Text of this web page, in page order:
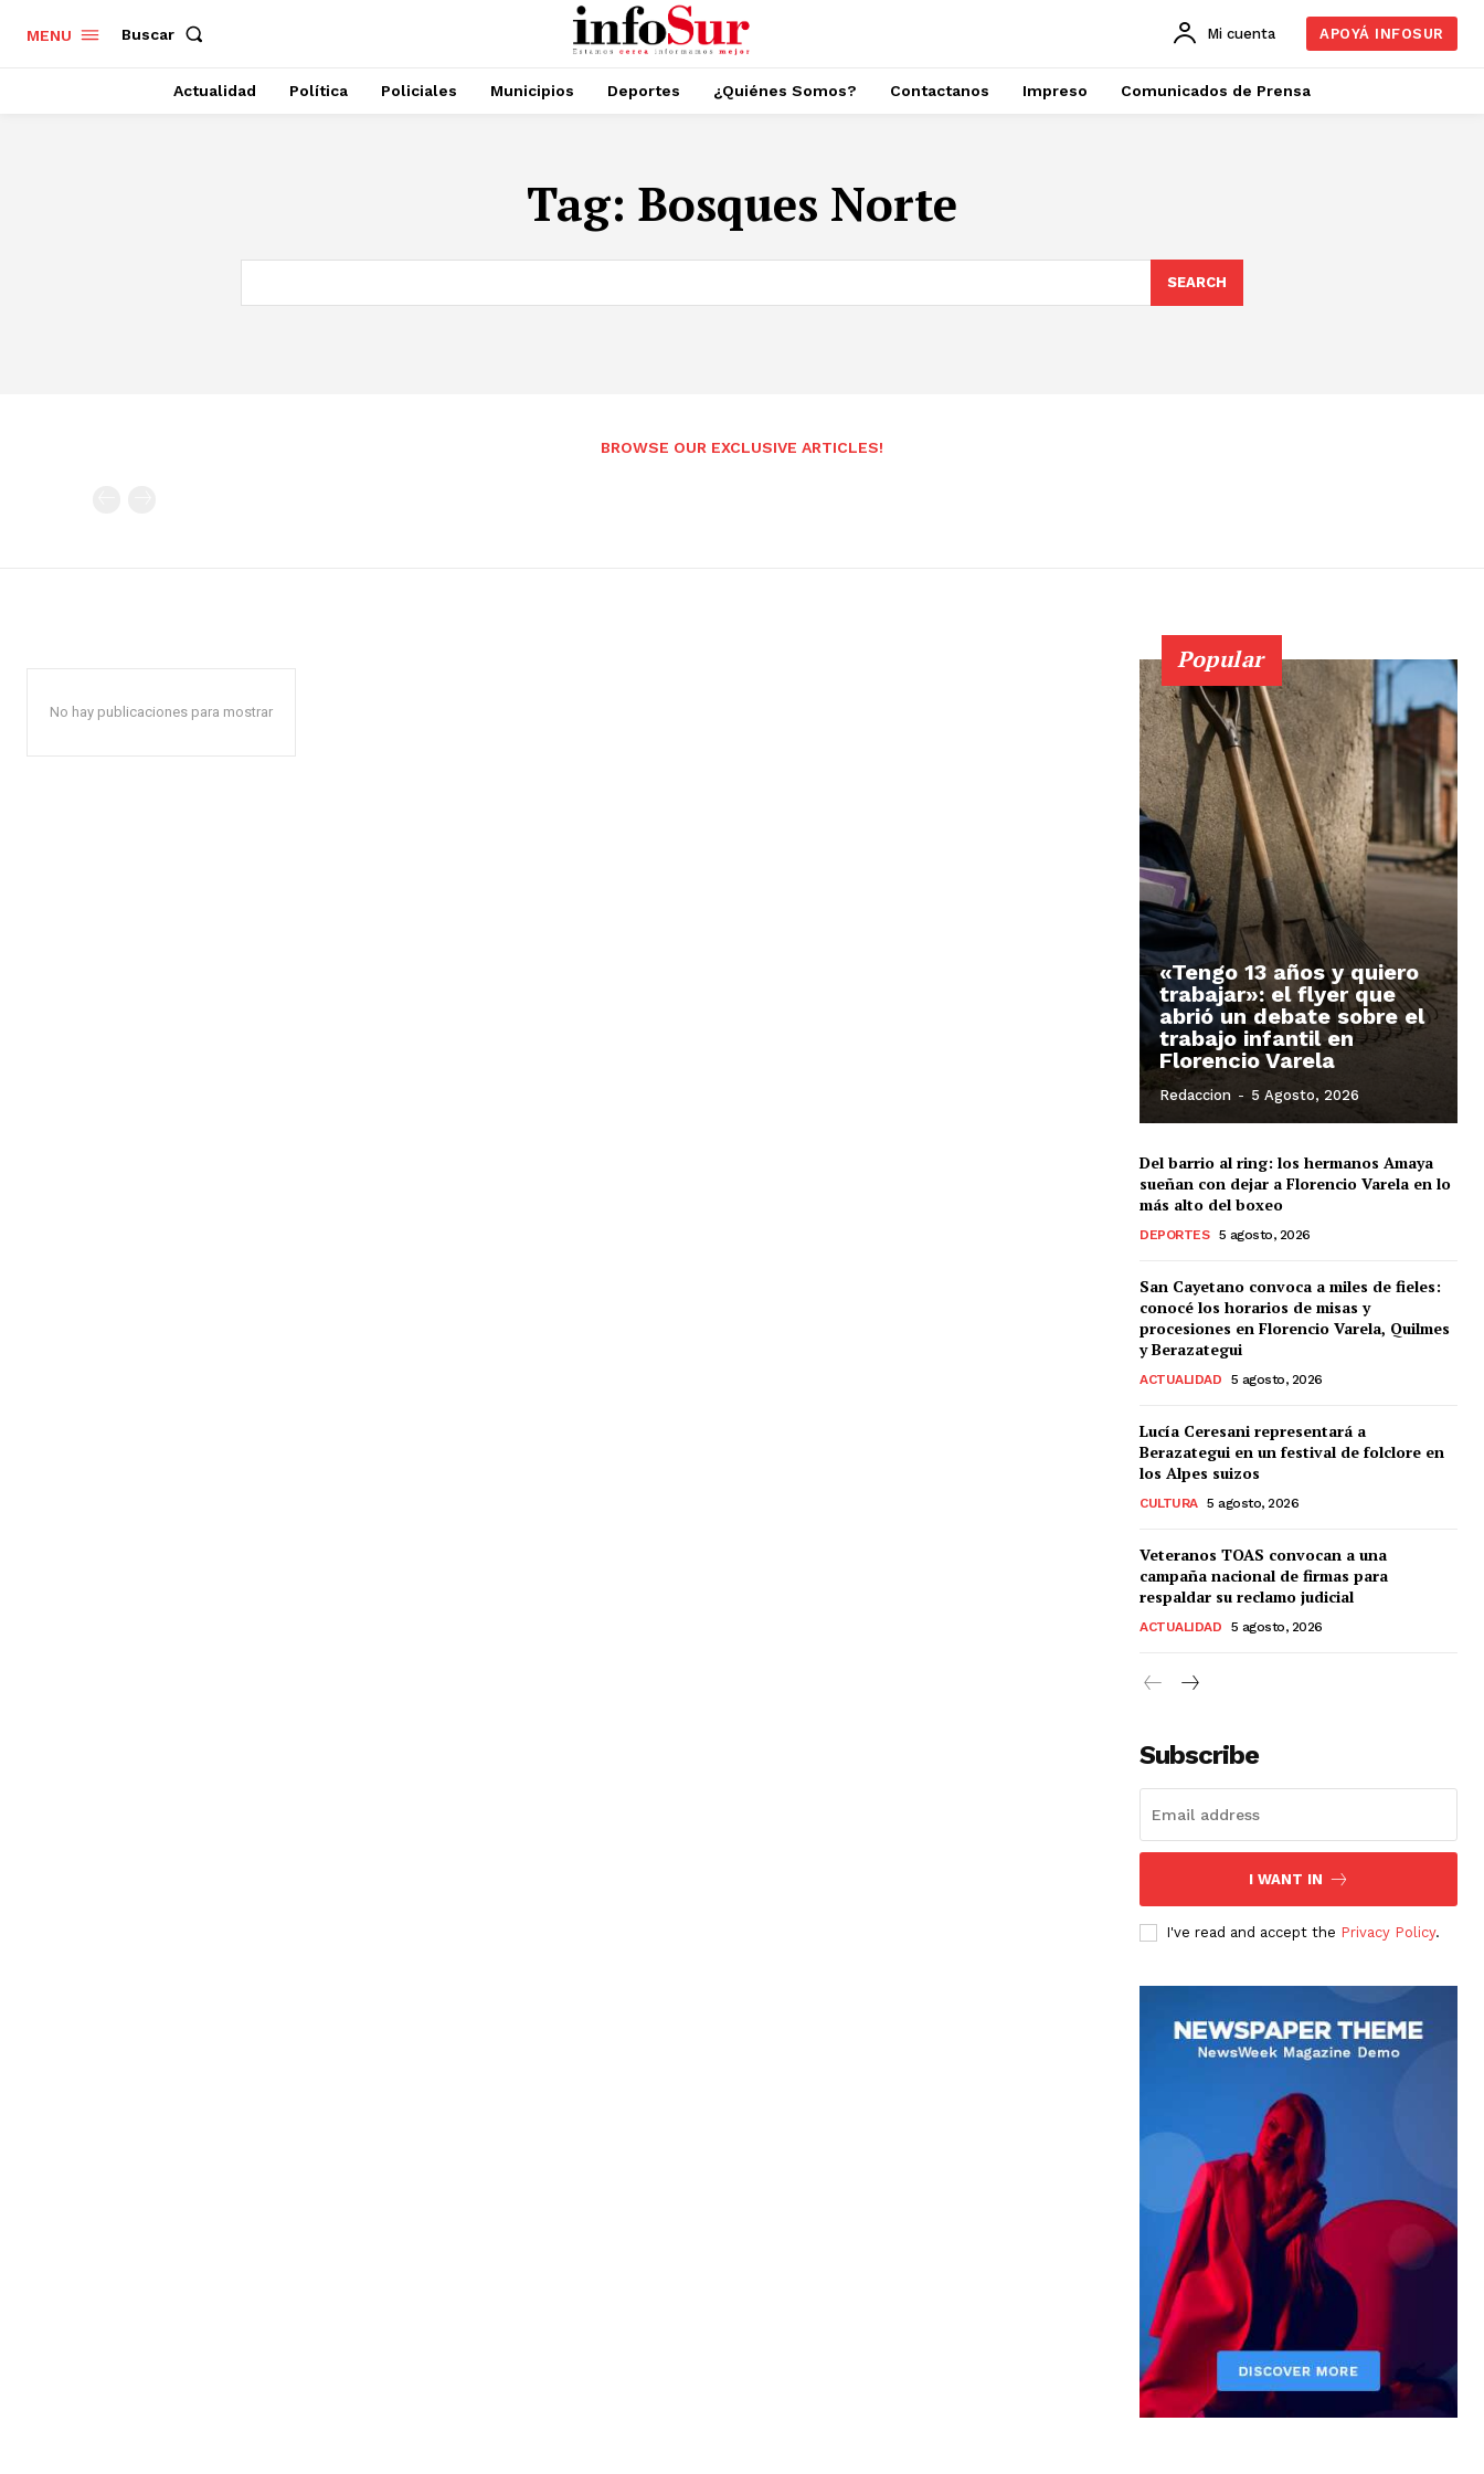
MENU Buscar Mi cuenta APOYÁ INFOSUR
Actualidad Política Policiales Municipios Deportes ¿Quiénes Somos? Contactanos Impreso Comunicados de Prensa
Tag: Bosques Norte
SEARCH
BROWSE OUR EXCLUSIVE ARTICLES!
No hay publicaciones para mostrar
Popular
«Tengo 13 años y quiero
trabajar»: el flyer que
abrió un debate sobre el
trabajo infantil en
Florencio Varela
Redaccion - 5 Agosto, 2026
Del barrio al ring: los hermanos Amaya
sueñan con dejar a Florencio Varela en lo
más alto del boxeo
DEPORTES 5 agosto, 2026
San Cayetano convoca a miles de fieles:
conocé los horarios de misas y
procesiones en Florencio Varela, Quilmes
y Berazategui
ACTUALIDAD 5 agosto, 2026
Lucía Ceresani representará a
Berazategui en un festival de folclore en
los Alpes suizos
CULTURA 5 agosto, 2026
Veteranos TOAS convocan a una
campaña nacional de firmas para
respaldar su reclamo judicial
ACTUALIDAD 5 agosto, 2026
Subscribe
I WANT IN
I've read and accept the Privacy Policy.